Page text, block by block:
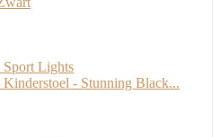
- Stunning Black...